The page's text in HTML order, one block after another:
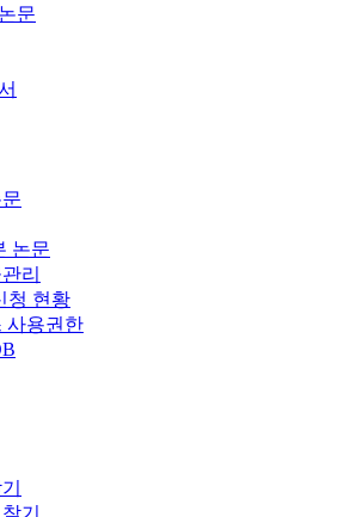
문
논문
리
청 현황
사용권한
기